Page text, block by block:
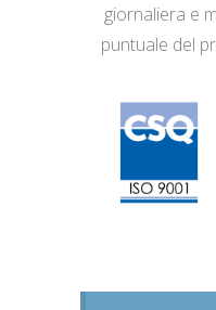
giornaliera e
puntuale del